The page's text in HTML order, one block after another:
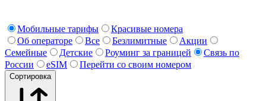
Мобильные тарифы
Красивые номера
Об операторе
Все Безлимитные
Акции
Семейные
Детские Роуминг за границей
Связь по
России
eSIM Перейти со своим номером
Сортировка